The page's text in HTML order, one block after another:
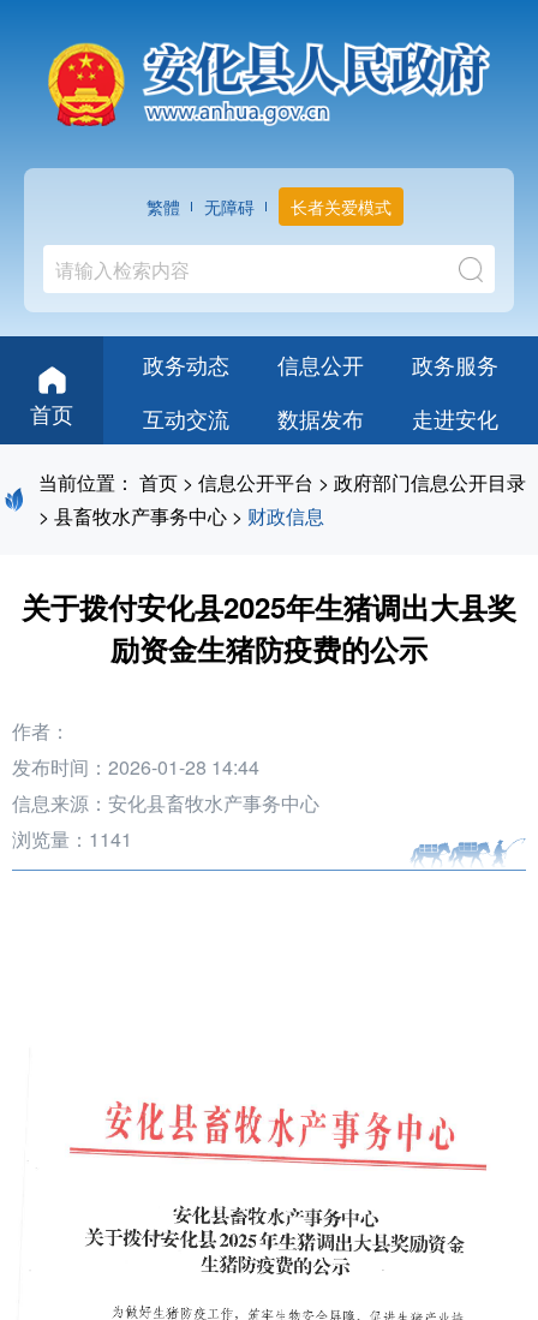
繁體 无障碍 长者关爱模式
首页
政务动态 信息公开
政务服务
互动交流
数据发布 走进安化
当前位置： 首页 > 信息公开平台 > 政府部门信息公开目录
> 县畜牧水产事务中心 > 财政信息
关于拨付安化县2025年生猪调出大县奖
励资金生猪防疫费的公示
作者：
发布时间：2026-01-28 14:44
信息来源：安化县畜牧水产事务中心
浏览量： 1141